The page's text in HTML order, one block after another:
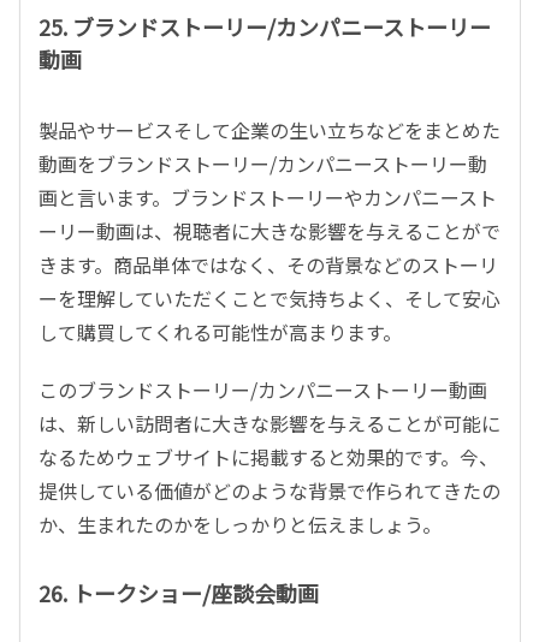
25. ブランドストーリー/カンパニーストーリー
動画
製品やサービスそして企業の生い立ちなどをまとめた
動画をブランドストーリー/カンパニーストーリー動
画と言います。ブランドストーリーやカンパニースト
ーリー動画は、視聴者に大きな影響を与えることがで
きます。商品単体ではなく、その背景などのストーリ
ーを理解していただくことで気持ちよく、そして安心
して購買してくれる可能性が高まります。
このブランドストーリー/カンパニーストーリー動画
は、新しい訪問者に大きな影響を与えることが可能に
なるためウェブサイトに掲載すると効果的です。今、
提供している価値がどのような背景で作られてきたの
か、生まれたのかをしっかりと伝えましょう。
26. トークショー/座談会動画